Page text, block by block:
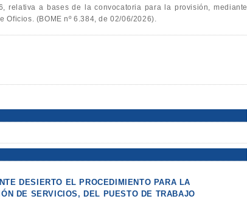
relativa a bases de la convocatoria para la provisión, mediante
(BOME nº 6.384, de 02/06/2026).
DESIERTO EL PROCEDIMIENTO PARA LA
DE SERVICIOS, DEL PUESTO DE TRABAJO